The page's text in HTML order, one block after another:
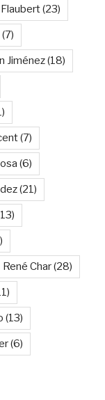
(23)
(7)
Jiménez(18)
(7)
(6)
(21)
René Char(28)
(13)
(6)